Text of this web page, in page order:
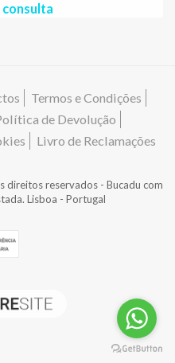
consulta
Termos e Condições
de Devolução
Livro de Reclamações
direitos reservados - Bucadu com
Lisboa - Portugal